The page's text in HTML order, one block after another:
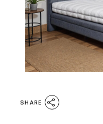
SHARE